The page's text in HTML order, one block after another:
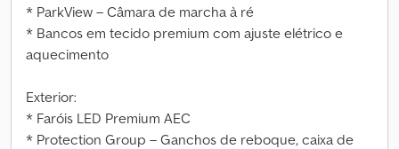
* ParkView – Câmara de marcha à ré
* Bancos em tecido premium com ajuste elétrico e
aquecimento
Exterior:
* Faróis LED Premium AEC
* Protection Group – Ganchos de reboque, caixa de